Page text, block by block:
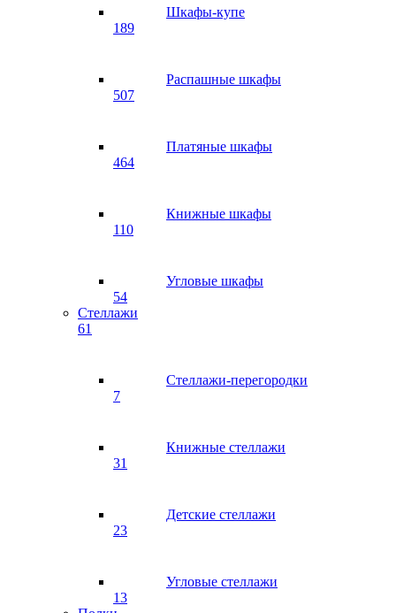
Шкафы-купе
189
Распашные шкафы
507
Платяные шкафы
464
Книжные шкафы
110
Угловые шкафы
54
Стеллажи
61
Стеллажи-перегородки
7
Книжные стеллажи
31
Детские стеллажи
23
Угловые стеллажи
13